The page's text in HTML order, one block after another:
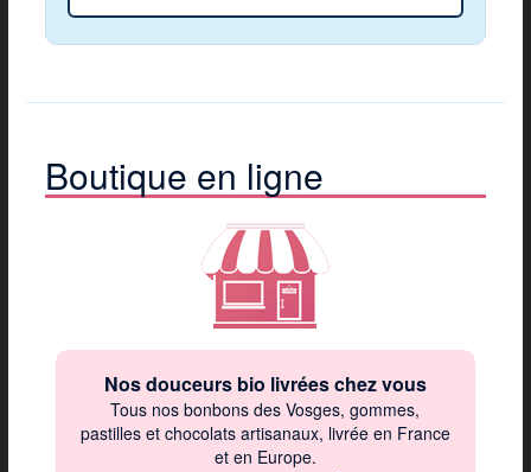
Boutique en ligne
Nos douceurs bio livrées chez vous
Tous nos bonbons des Vosges, gommes,
pastilles et chocolats artisanaux, livrée en France
et en Europe.